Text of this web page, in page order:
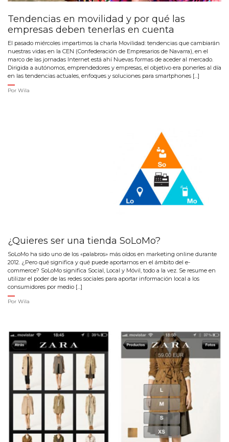
Tendencias en movilidad y por qué las
empresas deben tenerlas en cuenta
El pasado miércoles impartimos la charla Movilidad: tendencias que cambiarán
nuestras vidas en la CEN (Confederación de Empresarios de Navarra), en el
marco de las jornadas Internet está ahí Nuevas formas de aceder al mercado.
Dirigida a autónomos, emprendedores y empresas, el objetivo era ponerles al día
en las tendencias actuales, enfoques y soluciones para smartphones […]
Por Wila
¿Quieres ser una tienda SoLoMo?
SoLoMo ha sido uno de los «palabros» más oídos en marketing online durante
2012. ¿Pero qué significa y qué puede aportarnos en el ámbito del e-
commerce? SoLoMo significa Social, Local y Móvil, todo a la vez. Se resume en
utilizar el poder de las redes sociales para aportar información local a los
consumidores por medio […]
Por Wila